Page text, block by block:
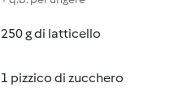
250 g di latticello
1 pizzico di zucchero